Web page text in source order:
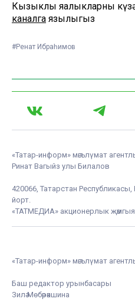
Кызыклы яңалыкларны
каналга язылыгыз
#Ренат Ибраһимов
«Татар-информ» мәгълүмат
Ринат Вагыйз улы Билалов
420066, Татарстан
йорт.
«ТАТМЕДИА» акционерлык
«Татар-информ» мәгълүмат
Баш редактор урынбасары
Зилә Мөбәрәкшина